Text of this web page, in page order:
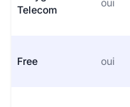
Telecom
oui
Free oui